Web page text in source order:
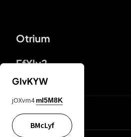
Otrium
FfYIy2
ZbBJcb
GIvKYW
jOXvm4 mI5M8K
BMcLyf